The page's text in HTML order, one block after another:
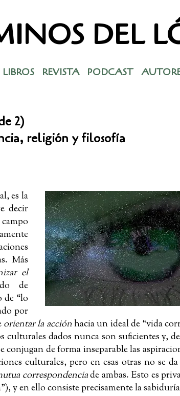
DEL
LIBROS REVISTA PODCAST
2)
religión y filosofía
es la
decir
Más
el
de
de “lo
por
orientar la acciónhacia un ideal de “vida
culturales dados nunca son suficientes y,
conjugan de forma inseparable las
culturales, pero en esas otras no se
correspondenciade ambas. Esto es
y en ello consiste precisamente la